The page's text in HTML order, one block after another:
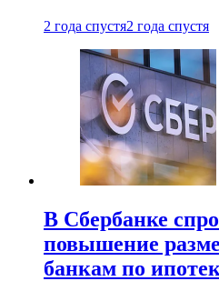
2 года спустя2 года спустя
В Сбербанке
повышение
банкам по